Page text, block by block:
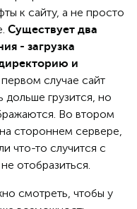
к сайту, а не просто
Существует два
- загрузка
и
случае сайт
дольше грузится, но
Во втором
стороннем сервере,
что-то случится с
отобразиться.
смотреть, чтобы у